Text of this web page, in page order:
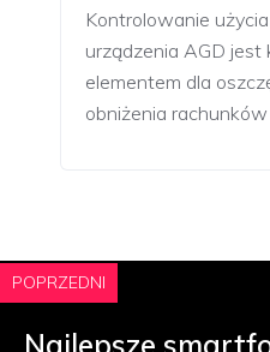
Kontrolowanie
urządzenia AGD jest
elementem dla
obniżenia rachunków
POPRZEDNI
Najlepsze